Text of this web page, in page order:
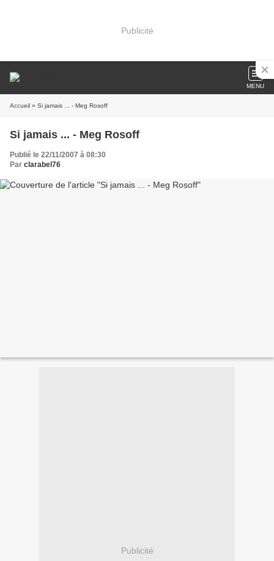
Publicité
MENU
Accueil » Si jamais ... - Meg Rosoff
Si jamais ... - Meg Rosoff
Publié le 22/11/2007 à 08:30
Par clarabel76
Publicité